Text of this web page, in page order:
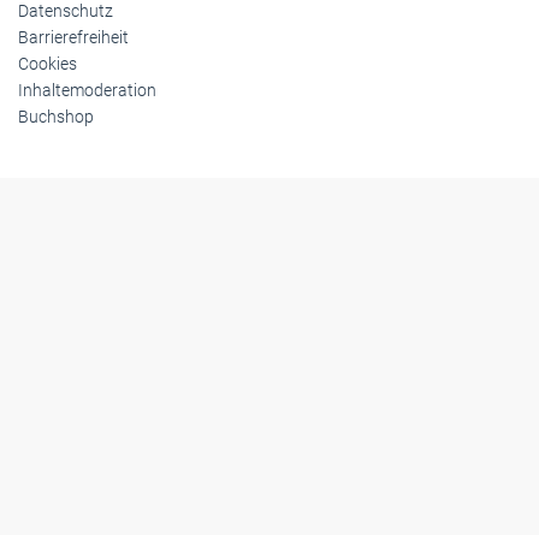
Datenschutz
Barrierefreiheit
Cookies
Inhaltemoderation
Buchshop